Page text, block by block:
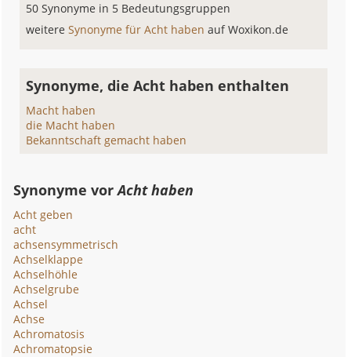
50 Synonyme in 5 Bedeutungsgruppen
weitereSynonyme für Acht habenauf Woxikon.de
Synonyme, die Acht haben enthalten
Macht haben
die Macht haben
Bekanntschaft gemacht haben
Synonyme vorAcht haben
Acht geben
acht
achsensymmetrisch
Achselklappe
Achselhöhle
Achselgrube
Achsel
Achse
Achromatosis
Achromatopsie